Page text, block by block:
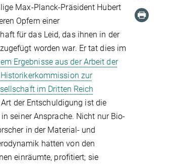
Max-Planck-Präsident Hubert
Opfern einer
für das Leid, das ihnen in der
worden war. Er tat dies im
Ergebnisse aus der Arbeit der
zur
im Dritten Reich
Art der Entschuldigung ist die
seiner Ansprache. Nicht nur Bio-
in der Material- und
hatten von den
einräumte, profitiert; sie